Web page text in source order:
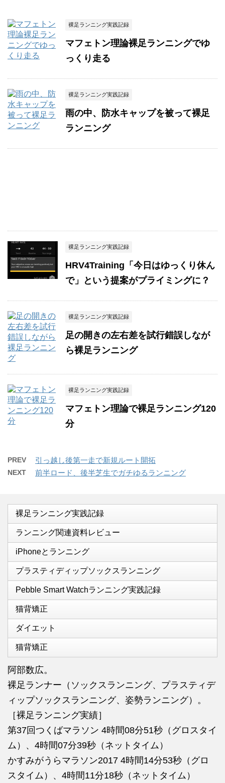
裸足ランニング実践記録
マフェトン理論裸足ランニングでゆ
っくり走る
裸足ランニング実践記録
雨の中、防水キャップを被って裸足
ランニング
裸足ランニング実践記録
HRV4Training「今日はゆっくり休ん
で」という提案がプライミングに？
裸足ランニング実践記録
足の開きの左右差を試行錯誤しなが
ら裸足ランニング
裸足ランニング実践記録
マフェトン理論で裸足ランニング120
分
PREV 引っ越し後第一走で新規ルート開拓
NEXT 前半ロード、後半芝生でガチゆるランニング
裸足ランニング実践記録
ランニング関連資料レビュー
iPhoneとランニング
プラスティディップソックスランニング
Pebble Smart Watchランニング実践記録
猫背矯正
ダイエット
猫背矯正
阿部数広。
裸足ランナー（ソックスランニング、プラスティデ
ィップソックスランニング、姿勢ランニング）。
［裸足ランニング実績］
第37回つくばマラソン 4時間08分51秒（グロスタイ
ム）、4時間07分39秒（ネットタイム）
かすみがうらマラソン2017 4時間14分53秒（グロ
スタイム）、4時間11分18秒（ネットタイム）